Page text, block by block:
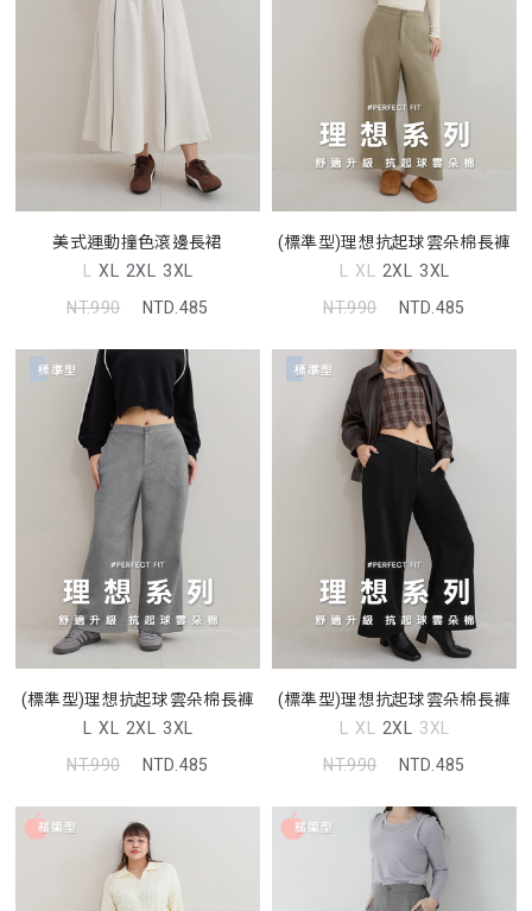
美式運動撞色滾邊長裙
L XL 2XL 3XL
NT.990
NTD.485
(標準型)理想抗起球雲朵棉長褲
L XL 2XL 3XL
NT.990
NTD.485
(標準型)理想抗起球雲朵棉長褲
L XL 2XL 3XL
NT.990
NTD.485
(標準型)理想抗起球雲朵棉長褲
L XL 2XL 3XL
NT.990
NTD.485